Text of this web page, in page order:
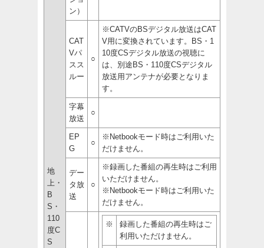
地
上・
B
S・
110
度C
S
ン）
CAT
Vパ
スス
ルー
○
※CATVのBSデジタル放送はCAT
V用に変換されています。BS・1
10度CSデジタル放送の視聴に
は、別途BS・110度CSデジタル
放送用アンテナが必要となりま
す。
字幕
放送
○
EP
G
○
※Netbookモード時はご利用いた
だけません。
デー
タ放
送
○
※録画した番組の再生時はご利用
いただけません。
※Netbookモード時はご利用いた
だけません。
※
録画した番組の再生時はご
利用いただけません。